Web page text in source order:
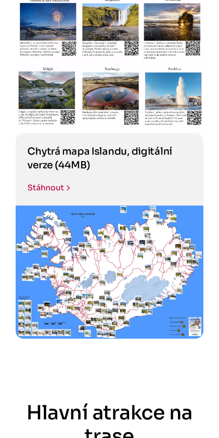
Chytrá mapa Islandu, digitální
verze (44MB)
Stáhnout
Hlavní atrakce na